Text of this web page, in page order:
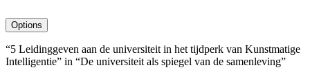
Options
“5 Leidinggeven aan de universiteit in het tijdperk van Kunstmatige
Intelligentie” in “De universiteit als spiegel van de samenleving”